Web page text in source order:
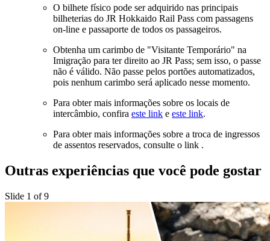
O bilhete físico pode ser adquirido nas principais
bilheterias do JR Hokkaido Rail Pass com passagens
on-line e passaporte de todos os passageiros.
Obtenha um carimbo de "Visitante Temporário" na
Imigração para ter direito ao JR Pass; sem isso, o passe
não é válido. Não passe pelos portões automatizados,
pois nenhum carimbo será aplicado nesse momento.
Para obter mais informações sobre os locais de
intercâmbio, confira este link e este link.
Para obter mais informações sobre a troca de ingressos
de assentos reservados, consulte o link .
Outras experiências que você pode gostar
Slide 1 of 9